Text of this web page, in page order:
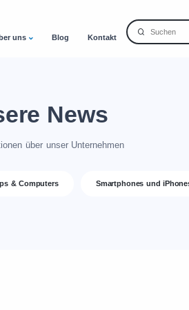
uns Blog Kontakt
News
über unser Unternehmen
& Computers Smartphones und